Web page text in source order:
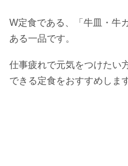
W定食である、「牛皿・牛
ある一品です。
仕事疲れで元気をつけたい
できる定食をおすすめします